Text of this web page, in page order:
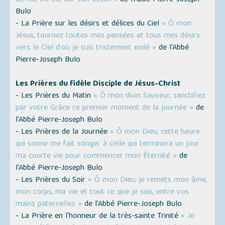
Bulo
- La Prière sur les désirs et délices du Ciel « Ô mon
Jésus, tournez toutes mes pensées et tous mes désirs
vers le Ciel d'où je suis tristement exilé » de l'Abbé
Pierre-Joseph Bulo
Les Prières du fidèle Disciple de Jésus-Christ
- Les Prières du Matin « Ô mon divin Sauveur, sanctifiez
par votre Grâce ce premier moment de la journée » de
l'Abbé Pierre-Joseph Bulo
- Les Prières de la Journée « Ô mon Dieu, cette heure
qui sonne me fait songer à celle qui terminera un jour
ma courte vie pour commencer mon Éternité » de
l'Abbé Pierre-Joseph Bulo
- Les Prières du Soir « Ô mon Dieu, je remets mon âme,
mon corps, ma vie et tout ce que je suis, entre vos
mains paternelles » de l'Abbé Pierre-Joseph Bulo
- La Prière en l'honneur de la très-sainte Trinité « Je